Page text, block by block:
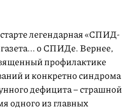
легендарная «СПИД-
о СПИДе. Вернее,
профилактике
и конкретно синдрома
дефицита – страшной
одного из главных